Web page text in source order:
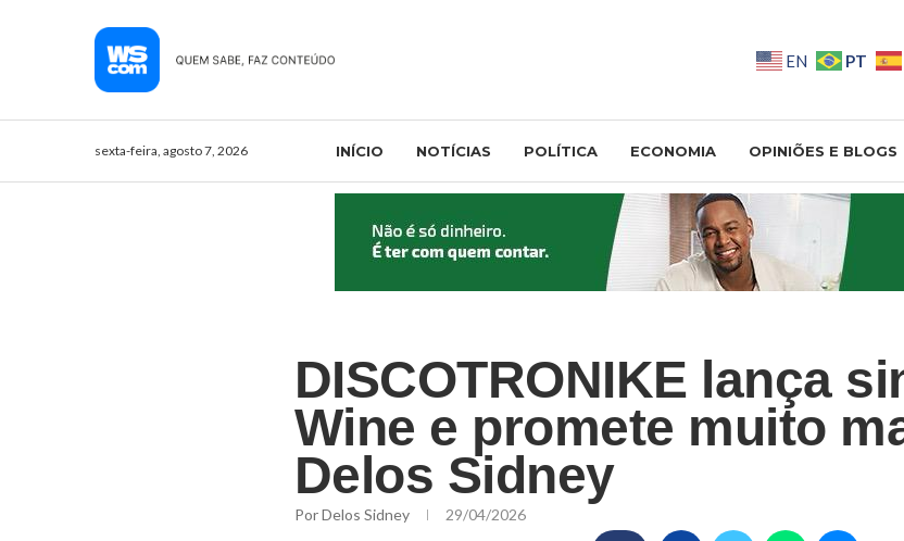
EN PT
sexta-feira, agosto 7, 2026 INÍCIO NOTÍCIAS POLÍTICA ECONOMIA OPINIÕES E BLOGS
DISCOTRONIKE lança
Wine e promete muito
Delos Sidney
PorDelos Sidney 29/04/2026